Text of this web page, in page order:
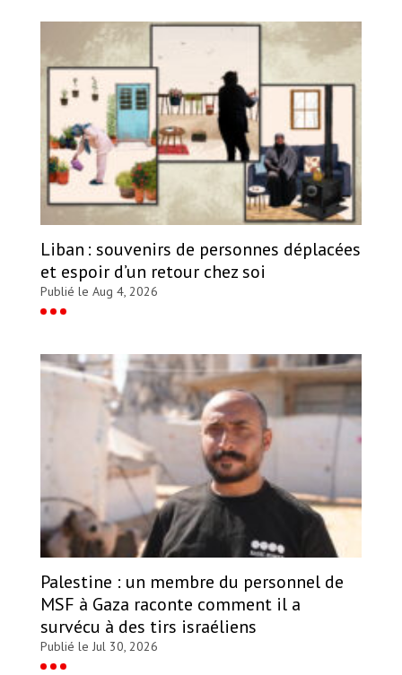
Liban : souvenirs de personnes déplacées
et espoir d’un retour chez soi
Publié le Aug 4, 2026
Palestine : un membre du personnel de
MSF à Gaza raconte comment il a
survécu à des tirs israéliens
Publié le Jul 30, 2026